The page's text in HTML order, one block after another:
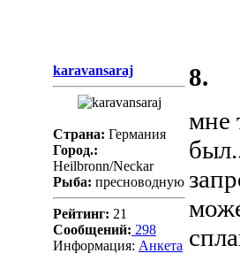
karavansaraj
Страна: Германия
Город.:
Heilbronn/Neckar
Рыба: пресноводную
Рейтинг: 21
Сообщений: 298
Информация: Aнкета
8.
мне